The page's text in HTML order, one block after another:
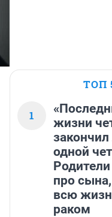
ТОП
1
жизни
одной
про
всю
раком